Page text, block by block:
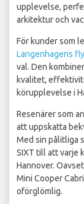
upplevelse,
arkitektur och
För kunder som
Langenhagens
val. Den
kvalitet,
körupplevelse i
Resenärer som
att uppskatta
Med sin pålitliga
SIXT till att varje
Hannover.
Mini Cooper
oförglömlig.